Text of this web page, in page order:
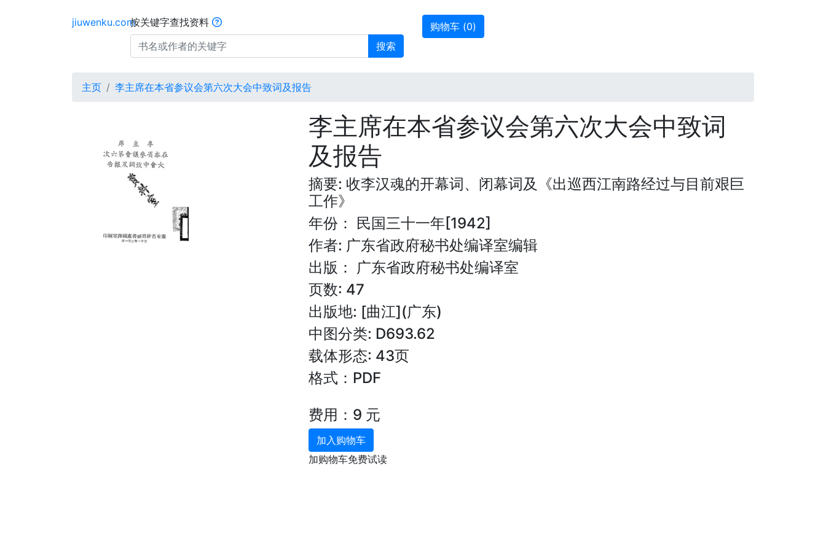
jiuwenku.com按关键字查找资料
搜索
购物车 (0)
主页 李主席在本省参议会第六次大会中致词及报告
李主席在本省参议会第六次大会中致词
及报告
摘要: 收李汉魂的开幕词、闭幕词及《出巡西江南路经过与目前艰巨
工作》
年份： 民国三十一年[1942]
作者: 广东省政府秘书处编译室编辑
出版： 广东省政府秘书处编译室
页数: 47
出版地: [曲江](广东)
中图分类: D693.62
载体形态: 43页
格式：PDF
费用：9 元
加入购物车
加购物车免费试读